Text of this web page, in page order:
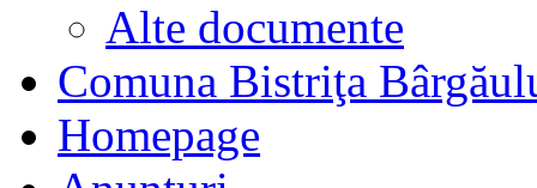
Alte documente
Comuna Bistriţa
Homepage